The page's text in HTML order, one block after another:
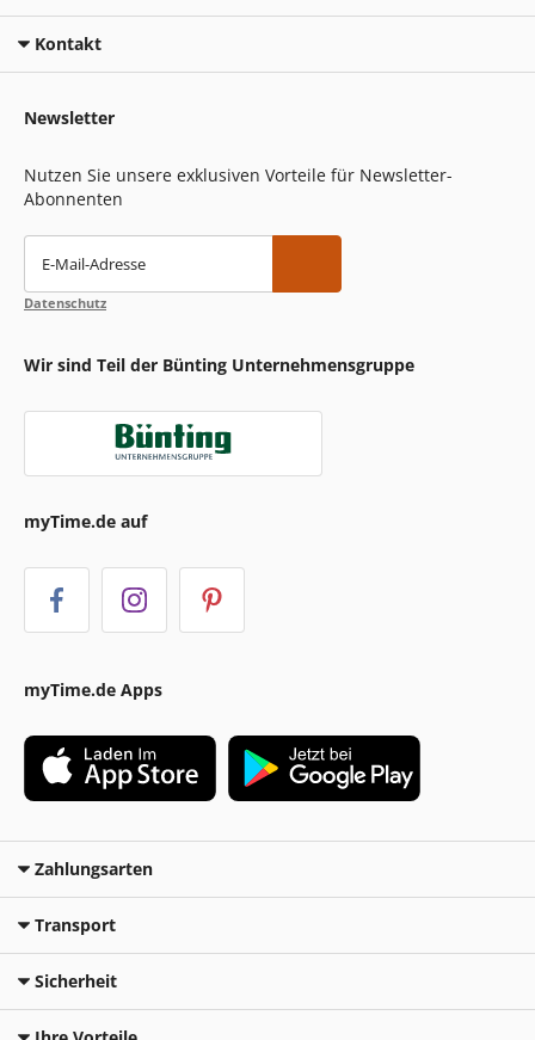
Kontakt
Newsletter
Nutzen Sie unsere exklusiven Vorteile für Newsletter-
Abonnenten
E-Mail-Adresse
Datenschutz
Wir sind Teil der Bünting Unternehmensgruppe
myTime.de auf
myTime.de Apps
Zahlungsarten
Transport
Sicherheit